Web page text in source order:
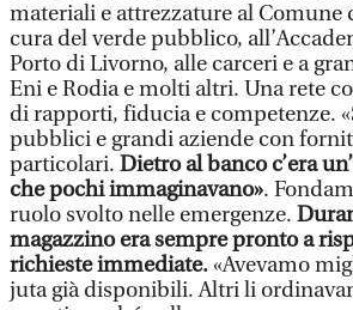
materiali e attrezzature al Comune
cura del verde pubblico,
Porto di Livorno, alle carceri e a
Eni e Rodia e molti altri. Una rete
di rapporti, fiducia e competenze.
pubblici e grandi aziende con
particolari. Dietro al banco c’era
che pochi immaginavano».
ruolo svolto nelle emergenze.
magazzino era sempre pronto a
richieste immediate.«Avevamo
juta già disponibili. Altri li